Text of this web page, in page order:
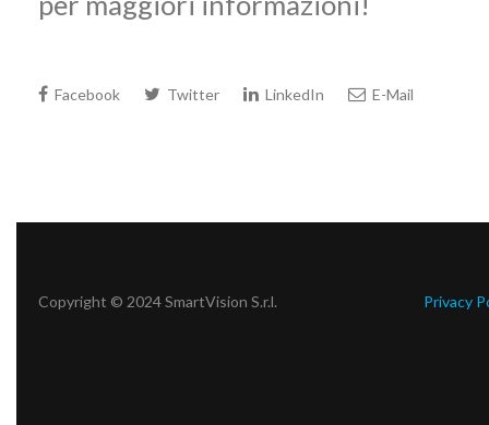
Facebook Twitter LinkedIn E-Mail
Copyright © 2024 SmartVision S.r.l. Privacy